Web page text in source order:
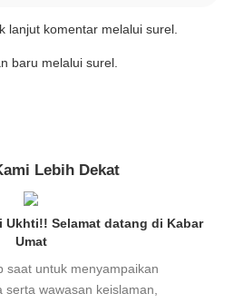
lanjut komentar melalui surel.
baru melalui surel.
Lebih Dekat
Ukhti!! Selamat datang di Kabar
Umat
saat untuk menyampaikan
serta wawasan keislaman,